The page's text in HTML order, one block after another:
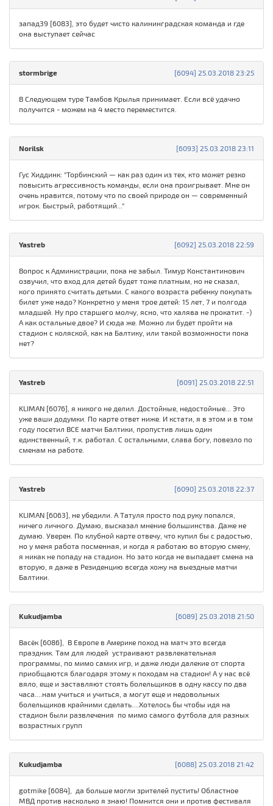
запад39 [6083], это будет чисто калининградская команда и где
она выступает сейчас
[6094] 25.03.2018 23:25
stormbrige
В Следующем туре Тамбов Крылья принимает. Если всё удачно
получится - можем на 4 место переместится.
[6093] 25.03.2018 23:11
Norilsk
Гус Хиддинк: "Торбинский — как раз один из тех, кто может резко
повысить агрессивность команды, если она проигрывает. Мне он
очень нравится, потому что по своей природе он — современный
игрок. Быстрый, работящий..."
[6092] 25.03.2018 22:59
Yastreb
Вопрос к Администрации, пока не забыл. Тимур Константинович
озвучил, что вход для детей будет тоже платным, но не сказал,
кого принято считать детьми. С какого возраста ребенку покупать
билет уже надо? Конкретно у меня трое детей: 15 лет, 7 и полгода
младшей. Ну про старшего молчу, ясно, что халява не прокатит. -)
А как остальные двое? И сюда же. Можно ли будет пройти на
стадион с коляской, как на Балтику, или такой возможности пока
нет?
[6091] 25.03.2018 22:51
Yastreb
KLIMAN [6076], я никого не делил. Достойные, недостойные... Это
уже ваши додумки. По карте ответ ниже. И кстати, я в этом и в том
году посетил ВСЕ матчи Балтики, пропустив лишь один
единственный, т.к. работал. С остальными, слава богу, повезло по
сменам на работе.
[6090] 25.03.2018 22:37
Yastreb
KLIMAN [6063], не убедили. А Татуля просто под руку попался,
ничего личного. Думаю, высказал мнение большинства. Даже не
думаю. Уверен. По клубной карте отвечу, что купил бы с радостью,
но у меня работа посменная, и когда я работаю во вторую смену,
я никак не попаду на стадион. Но зато когда не выпадает смена на
вторую, я даже в Резиденцию всегда хожу на выездные матчи
Балтики.
[6089] 25.03.2018 21:50
Kukudjamba
Васёк [6086], В Европе в Америке поход на матч это всегда
праздник. Там для людей устраивают развлекательная
программы, по мимо самих игр, и даже люди далекие от спорта
приобщаются благодаря этому к походам на стадион! А у нас всё
вяло, еще и заставляют стоять болельщиков в одну кассу по два
часа....нам учиться и учиться, а могут еще и недовольных
болельщиков крайними сделать....Хотелось бы чтобы идя на
стадион были развлечения по мимо самого футбола для разных
возрастных групп
[6088] 25.03.2018 21:42
Kukudjamba
gotmike [6084], да больше могли зрителей пустить! Областное
МВД против насколько я знаю! Помнится они и против фестиваля